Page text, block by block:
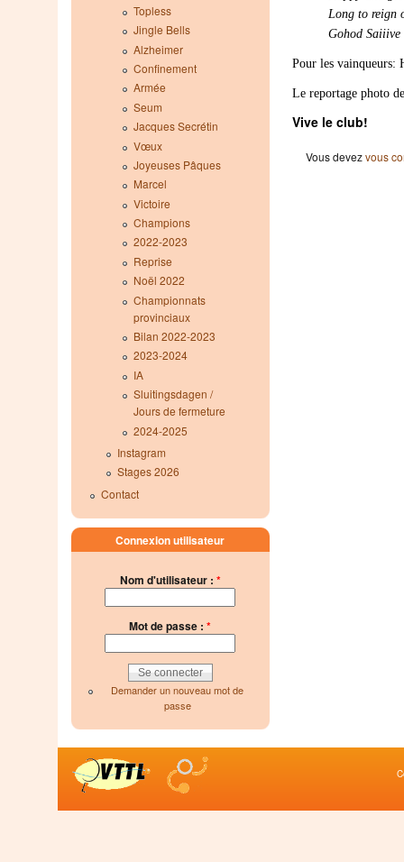
Long to reign
Gohod
Pour les vainqueurs:
Le reportage photo
Vive le club!
Vous devezvous
Topless
Jingle Bells
Alzheimer
Confinement
Armée
Seum
Jacques Secrétin
Vœux
Joyeuses Pâques
Marcel
Victoire
Champions
2022-2023
Reprise
Noël 2022
Championnats
provinciaux
Bilan 2022-2023
2023-2024
IA
Sluitingsdagen /
Jours de fermeture
2024-2025
Instagram
Stages 2026
Contact
Connexion utilisateur
Nom d'utilisateur : *
Mot de passe :*
Demander un nouveau mot de
passe